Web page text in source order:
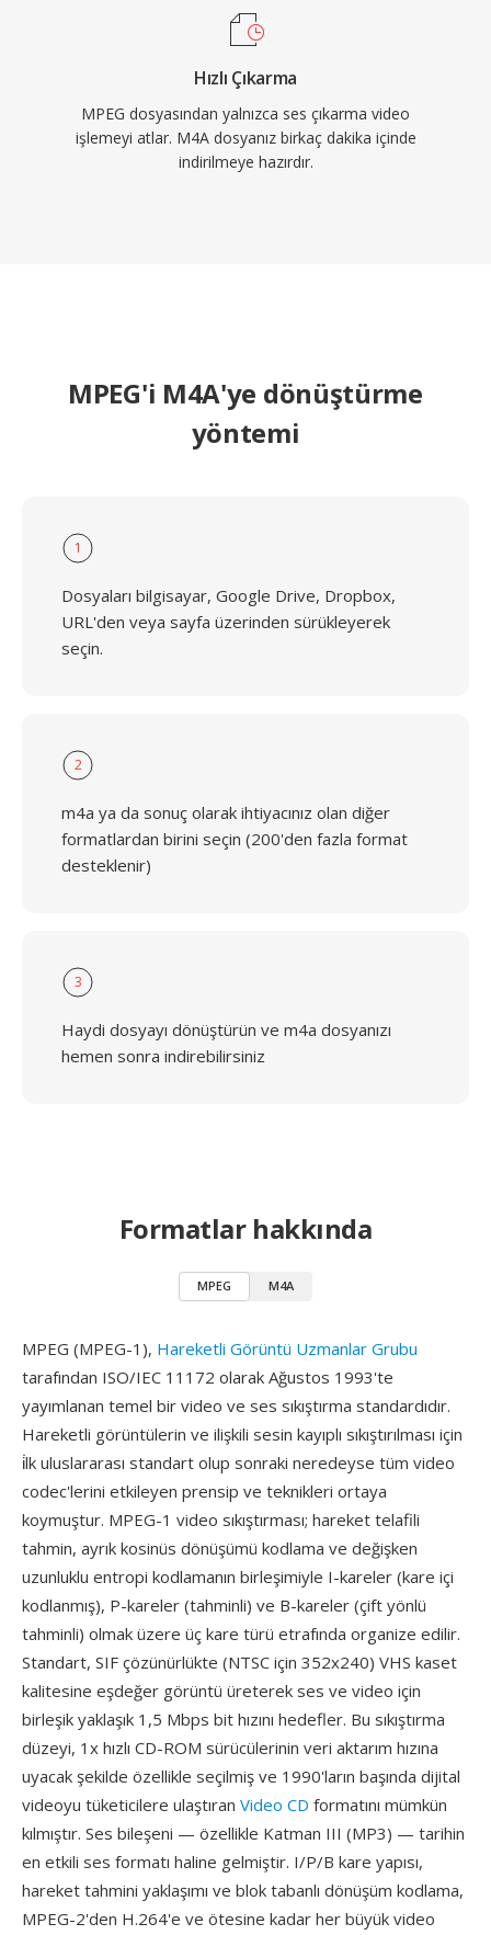
Hızlı Çıkarma
MPEG dosyasından yalnızca ses çıkarma video
işlemeyi atlar. M4A dosyanız birkaç dakika içinde
indirilmeye hazırdır.
MPEG'i M4A'ye dönüştürme
yöntemi
1
Dosyaları bilgisayar, Google Drive, Dropbox,
URL'den veya sayfa üzerinden sürükleyerek
seçin.
2
m4a ya da sonuç olarak ihtiyacınız olan diğer
formatlardan birini seçin (200'den fazla format
desteklenir)
3
Haydi dosyayı dönüştürün ve m4a dosyanızı
hemen sonra indirebilirsiniz
Formatlar hakkında
MPEG M4A
MPEG (MPEG-1), Hareketli Görüntü Uzmanlar Grubu
tarafından ISO/IEC 11172 olarak Ağustos 1993'te
yayımlanan temel bir video ve ses sıkıştırma standardıdır.
Hareketli görüntülerin ve ilişkili sesin kayıplı sıkıştırılması için
i̇lk uluslararası standart olup sonraki neredeyse tüm video
codec'lerini etkileyen prensip ve teknikleri ortaya
koymuştur. MPEG-1 video sıkıştırması; hareket telafili
tahmin, ayrık kosinüs dönüşümü kodlama ve değişken
uzunluklu entropi kodlamanın birleşimiyle I-kareler (kare içi
kodlanmış), P-kareler (tahminli) ve B-kareler (çift yönlü
tahminli) olmak üzere üç kare türü etrafında organize edilir.
Standart, SIF çözünürlükte (NTSC için 352x240) VHS kaset
kalitesine eşdeğer görüntü üreterek ses ve video için
birleşik yaklaşık 1,5 Mbps bit hızını hedefler. Bu sıkıştırma
düzeyi, 1x hızlı CD-ROM sürücülerinin veri aktarım hızına
uyacak şekilde özellikle seçilmiş ve 1990'ların başında dijital
videoyu tüketicilere ulaştıran Video CD formatını mümkün
kılmıştır. Ses bileşeni — özellikle Katman III (MP3) — tarihin
en etkili ses formatı haline gelmiştir. I/P/B kare yapısı,
hareket tahmini yaklaşımı ve blok tabanlı dönüşüm kodlama,
MPEG-2'den H.264'e ve ötesine kadar her büyük video